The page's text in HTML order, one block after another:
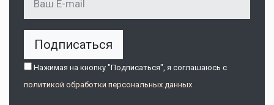
Подписаться
Нажимая на кнопку "Подписаться", я соглашаюсь c
политикой обработки персональных данных